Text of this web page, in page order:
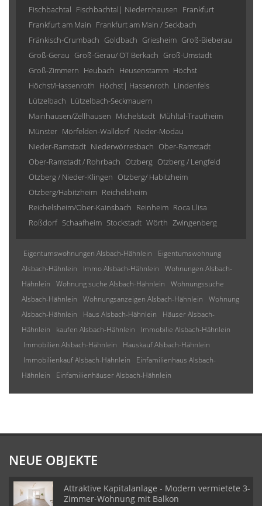
Fischbachtal Fischbachtal| Niedernhausen Frankfurt
Frankfurt am Main Frankfurt am Main / Seckbach
Fränkisch-Crumbach Goldbach Griesheim Groß-Bieberau
Groß-Gerau Groß-Gerau/ OT Berkach Groß-Umstadt
Groß-Zimmern Heubach Heusenstamm Höchst
Höchst/Hassenroth Höchst| Hassenroth Lindenfels
Lützelbach Lützelbach-Seckmauern
Mainhausen/Zellhausen Michelstadt Mühltal-Trautheim
Münster Mörfelden-Walldorf Nieder-Modau
Nieder-Ramstadt Niederwörresbach Ober-Ramstadt
Ober-Ramstadt / Rohrbach Otzberg Otzberg / Lengfeld
Otzberg / Nieder-Klingen Otzberg/ Habitzheim
Otzberg/Habitzheim Reichelsheim
Reichelsheim/Ober-Kainsbach Reinheim Roca Llisa
Roßdorf Schaafheim Stockstadt Wörth Zwingenberg
Eigentumswohnungen Alsbach-Hähnlein
Eigentumswohnung
Alsbach-Hähnlein
Immo Alsbach-Hähnlein
Wohnungen Alsbach-
Hähnlein
Wohnung suche Alsbach-Hähnlein
Wohnungssuche
Alsbach-Hähnlein
Wohnungsanzeigen Alsbach-Hähnlein
Wohnung
Alsbach-Hähnlein
Haus Alsbach-Hähnlein
Häuser Alsbach-
Hähnlein
kaufen Alsbach-Hähnlein
Immobilie Alsbach-Hähnlein
Immobilien Alsbach-Hähnlein
Hauskauf Alsbach-Hähnlein
Immobilienkauf Alsbach-Hähnlein
Einfamilienhaus Alsbach-
Hähnlein
Einfamilienhäuser Alsbach-Hähnlein
NEUE OBJEKTE
Attraktive Kapitalanlage - Modern vermietete 3-
Zimmer-Wohnung mit Balkon